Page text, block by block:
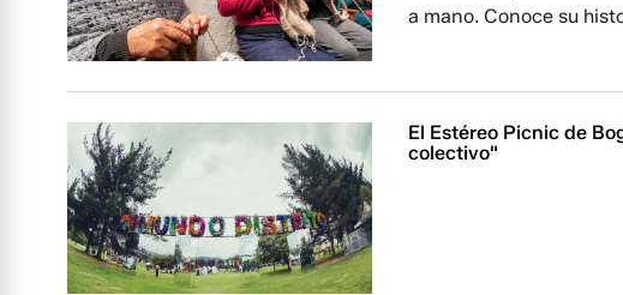
a mano. Conoce su
El Estéreo Picnic de
colectivo"